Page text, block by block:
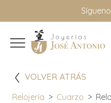
VOLVER ATRÁS
Relojería Cuarzo